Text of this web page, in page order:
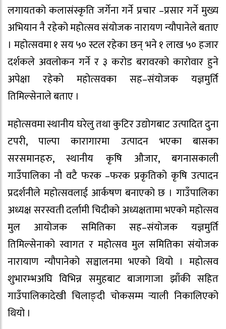
लगायतको कलासंस्कृति जर्गेना गर्ने प्रचार –प्रसार गर्ने मुख्य
अभियान नै रहेको महोत्सव संयोजक नारायण न्यौपानेले बताए
। महोत्सवमा १ सय ५० स्टल रहेका छन् भने १ लाख ५० हजार
दर्शकले अवलोकन गर्ने र ३ करोड बरावरको कारोवार हुने
अपेक्षा रहेको महोत्सवका सह–संयोजक यज्ञमुर्ति
तिमिल्सेनाले बताए ।
महोत्सवमा स्थानीय घरेलु तथा कुटिर उद्योगबाट उत्पादित दुना
टपरी, पाल्पा कारागारमा उत्पादन भएका बासका
सरसमानहरु, स्थानीय कृषि औजार, बगनासकाली
गाउँपालिका नौ वटै फरक –फरक प्रकृतिको कृषि उत्पादन
प्रदर्शनीले महोत्सवलाई आर्कषण बनाएको छ । गाउँपालिका
अध्यक्ष सरस्वती दर्लामी चिदीको अध्यक्षतामा भएको महोत्सव
मुल आयोजक समितिका सह–संयोजक यज्ञमुर्ति
तिमिल्सेनाको स्वागत र महोत्सव मुल समितिका संयोजक
नारायाण न्यौपानेको सञ्चालनमा भएको थियो । महोत्सव
शुभारम्भअघि विभिन्न समुहबाट बाजागाजा झाँकी सहित
गाउँपालिकादेखी चिलाङ्दी चोकसम्म र्‍याली निकालिएको
थियो ।